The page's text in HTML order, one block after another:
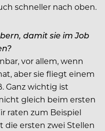
schneller nach oben.
damit sie im Job
vor allem, wenn
aber sie fliegt einem
Ganz wichtig ist
gleich beim ersten
raten zum Beispiel
die ersten zwei Stellen